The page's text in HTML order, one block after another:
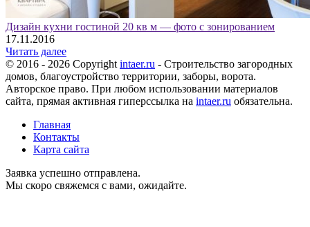
Дизайн кухни гостиной 20 кв м — фото с зонированием
17.11.2016
Читать далее
© 2016 - 2026 Copyrightintaer.ru - Cтроительство загородных
домов, благоустройство территории, заборы, ворота.
Авторское право. При любом использовании материалов
сайта, прямая активная гиперссылка на intaer.ru обязательна.
Главная
Контакты
Карта сайта
Заявка успешно отправлена.
Мы скоро свяжемся с вами, ожидайте.